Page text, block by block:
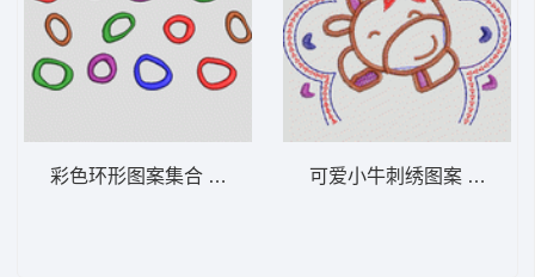
彩色环形图案集合 卡通童装章标贴布 可爱小牛刺绣